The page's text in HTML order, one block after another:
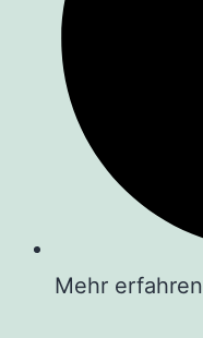
Mehr erfahren